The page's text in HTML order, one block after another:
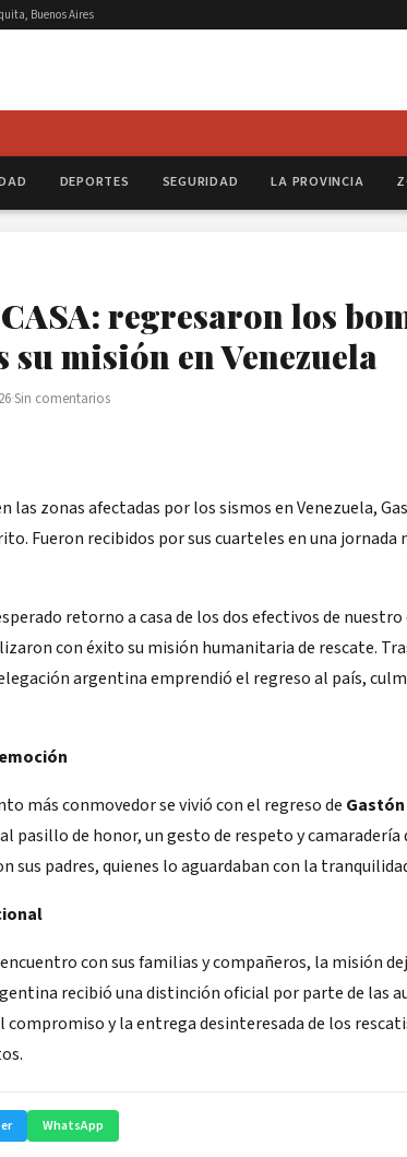
Buenos Aires
DEPORTES SEGURIDAD LA PROVINCIA
regresaron los
misión en Venezuela
·Sin comentarios
las zonas afectadas por los sismos en Venezuela,
Fueron recibidos por sus cuarteles en una
retorno a casa de los dos efectivos de
con éxito su misión humanitaria de rescate.
argentina emprendió el regreso al país,
más conmovedor se vivió con el regreso de
pasillo de honor, un gesto de respeto y
sus padres, quienes lo aguardaban con la
con sus familias y compañeros, la misión
recibió una distinción oficial por parte de las
compromiso y la entrega desinteresada de los
WhatsApp